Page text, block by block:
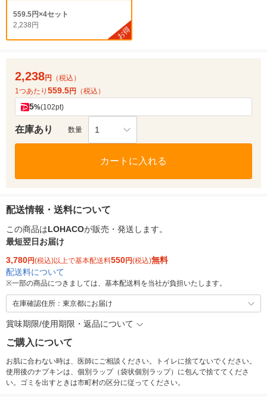
559.5円×4セット
2,238円
お得
2,238円
（税込）
1つあたり 559.5円 （税込）
5%(102pt)
在庫あり 数量 1
カートに入れる
配送情報・送料について
この商品はLOHACOが販売・発送します。
最短翌日お届け
3,780円(税込)以上で基本配送料550円(税込)無料
配送料について
※一部の商品につきましては、基本配送料を当社が負担いたします。
在庫確認住所：東京都にお届け
賞味期限/使用期限・返品について
ご購入について
お肌に合わない時は、医師にご相談ください。トイレに捨てないでください。
使用後のナプキンは、個別ラップ（袋状個別ラップ）に包んで捨ててくださ
い。ゴミを出すときは市町村の区分に従ってください。